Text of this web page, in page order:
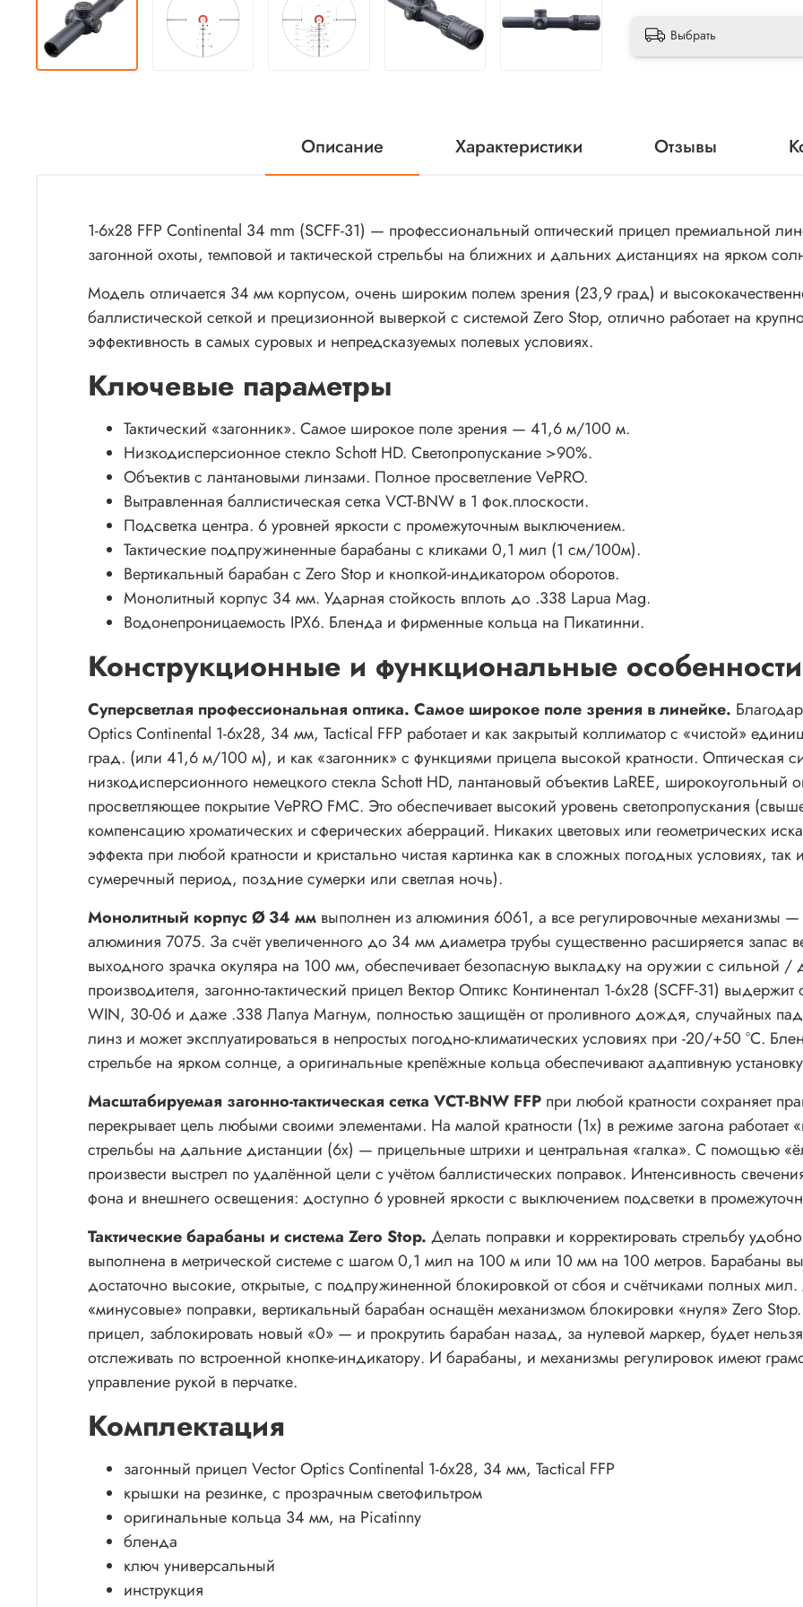
Выбрать
Описание Характеристики Отзывы
1-6x28 FFP Continental 34 mm (SCFF-31) — профессиональный оптический прицел премиальной
загонной охоты, темповой и тактической стрельбы на ближних и дальних дистанциях на ярком
Модель отличается 34 мм корпусом, очень широким полем зрения (23,9 град) и
баллистической сеткой и прецизионной выверкой с системой Zero Stop, отлично работает на
эффективность в самых суровых и непредсказуемых полевых условиях.
Ключевые параметры
Тактический «загонник». Самое широкое поле зрения — 41,6 м/100 м.
Низкодисперсионное стекло Schott HD. Светопропускание >90%.
Объектив с лантановыми линзами. Полное просветление VePRO.
Вытравленная баллистическая сетка VCT-BNW в 1 фок.плоскости.
Подсветка центра. 6 уровней яркости с промежуточным выключением.
Тактические подпружиненные барабаны с кликами 0,1 мил (1 см/100м).
Вертикальный барабан с Zero Stop и кнопкой-индикатором оборотов.
Монолитный корпус 34 мм. Ударная стойкость вплоть до .338 Lapua Mag.
Водонепроницаемость IPX6. Бленда и фирменные кольца на Пикатинни.
Конструкционные и функциональные особенности
Суперсветлая профессиональная оптика. Самое широкое поле зрения в линейке.
Optics Continental 1-6x28, 34 мм, Tactical FFP работает и как закрытый коллиматор с «чистой»
град. (или 41,6 м/100 м), и как «загонник» с функциями прицела высокой кратности. Оптическая
низкодисперсионного немецкого стекла Schott HD, лантановый объектив LaREE,
просветляющее покрытие VePRO FMC. Это обеспечивает высокий уровень светопропускания
компенсацию хроматических и сферических аберраций. Никаких цветовых или геометрических
эффекта при любой кратности и кристально чистая картинка как в сложных погодных условиях,
сумеречный период, поздние сумерки или светлая ночь).
Монолитный корпус Ø 34 мм выполнен из алюминия 6061, а все регулировочные механизмы —
алюминия 7075. За счёт увеличенного до 34 мм диаметра трубы существенно расширяется
выходного зрачка окуляра на 100 мм, обеспечивает безопасную выкладку на оружии с сильной /
производителя, загонно-тактический прицел Вектор Оптикс Континентал 1-6x28 (SCFF-31)
WIN, 30-06 и даже .338 Лапуа Магнум, полностью защищён от проливного дождя, случайных
линз и может эксплуатироваться в непростых погодно-климатических условиях при -20/+50 °C.
стрельбе на ярком солнце, а оригинальные крепёжные кольца обеспечивают адаптивную
Масштабируемая загонно-тактическая сетка VCT-BNW FFP при любой кратности сохраняет
перекрывает цель любыми своими элементами. На малой кратности (1x) в режиме загона
стрельбы на дальние дистанции (6x) — прицельные штрихи и центральная «галка». С помощью
произвести выстрел по удалённой цели с учётом баллистических поправок. Интенсивность
фона и внешнего освещения: доступно 6 уровней яркости с выключением подсветки в
Тактические барабаны и система Zero Stop. Делать поправки и корректировать стрельбу
выполнена в метрической системе с шагом 0,1 мил на 100 м или 10 мм на 100 метров. Барабаны
достаточно высокие, открытые, с подпружиненной блокировкой от сбоя и счётчиками полных
«минусовые» поправки, вертикальный барабан оснащён механизмом блокировки «нуля» Zero
прицел, заблокировать новый «0» — и прокрутить барабан назад, за нулевой маркер, будет
отслеживать по встроенной кнопке-индикатору. И барабаны, и механизмы регулировок имеют
управление рукой в перчатке.
Комплектация
загонный прицел Vector Optics Continental 1-6x28, 34 мм, Tactical FFP
крышки на резинке, с прозрачным светофильтром
оригинальные кольца 34 мм, на Picatinny
бленда
ключ универсальный
инструкция